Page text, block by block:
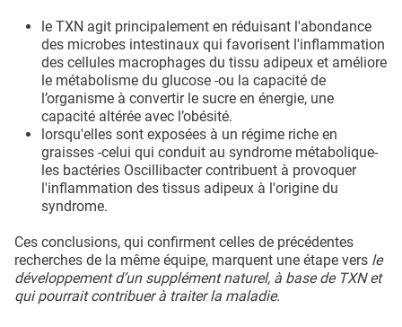
le TXN agit principalement en réduisant l'abondance
des microbes intestinaux qui favorisent l'inflammation
des cellules macrophages du tissu adipeux et améliore
le métabolisme du glucose -ou la capacité de
l’organisme à convertir le sucre en énergie, une
capacité altérée avec l’obésité.
lorsqu'elles sont exposées à un régime riche en
graisses -celui qui conduit au syndrome métabolique-
les bactéries Oscillibacter contribuent à provoquer
l'inflammation des tissus adipeux à l'origine du
syndrome.
Ces conclusions, qui confirment celles de précédentes
recherches de la même équipe, marquent une étape vers le
développement d’un supplément naturel, à base de TXN et
qui pourrait contribuer à traiter la maladie.